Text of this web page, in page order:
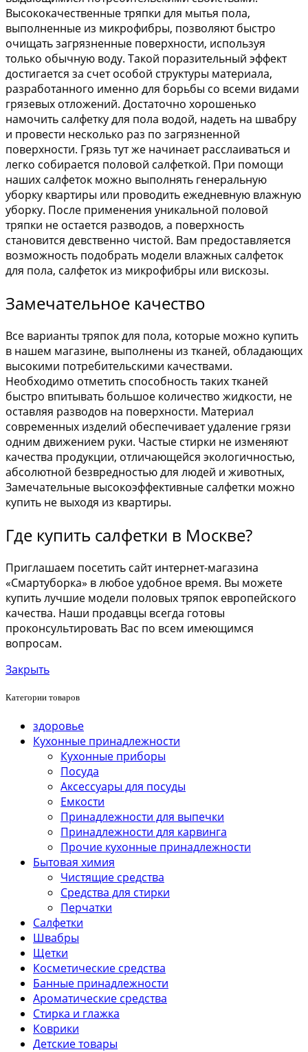
Высококачественные тряпки для мытья пола,
выполненные из микрофибры, позволяют быстро
очищать загрязненные поверхности, используя
только обычную воду. Такой поразительный эффект
достигается за счет особой структуры материала,
разработанного именно для борьбы со всеми видами
грязевых отложений. Достаточно хорошенько
намочить салфетку для пола водой, надеть на швабру
и провести несколько раз по загрязненной
поверхности. Грязь тут же начинает расслаиваться и
легко собирается половой салфеткой. При помощи
наших салфеток можно выполнять генеральную
уборку квартиры или проводить ежедневную влажную
уборку. После применения уникальной половой
тряпки не остается разводов, а поверхность
становится девственно чистой. Вам предоставляется
возможность подобрать модели влажных салфеток
для пола, салфеток из микрофибры или вискозы.
Замечательное качество
Все варианты тряпок для пола, которые можно купить
в нашем магазине, выполнены из тканей, обладающих
высокими потребительскими качествами.
Необходимо отметить способность таких тканей
быстро впитывать большое количество жидкости, не
оставляя разводов на поверхности. Материал
современных изделий обеспечивает удаление грязи
одним движением руки. Частые стирки не изменяют
качества продукции, отличающейся экологичностью,
абсолютной безвредностью для людей и животных,
Замечательные высокоэффективные салфетки можно
купить не выходя из квартиры.
Где купить салфетки в Москве?
Приглашаем посетить сайт интернет-магазина
«Смартуборка» в любое удобное время. Вы можете
купить лучшие модели половых тряпок европейского
качества. Наши продавцы всегда готовы
проконсультировать Вас по всем имеющимся
вопросам.
Закрыть
Категории товаров
здоровье
Кухонные принадлежности
Кухонные приборы
Посуда
Аксессуары для посуды
Емкости
Принадлежности для выпечки
Принадлежности для карвинга
Прочие кухонные принадлежности
Бытовая химия
Чистящие средства
Средства для стирки
Перчатки
Салфетки
Швабры
Щетки
Косметические средства
Банные принадлежности
Ароматические средства
Стирка и глажка
Коврики
Детские товары